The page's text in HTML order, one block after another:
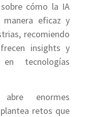
cómo la IA
manera eficaz y
recomiendo
insights y
en tecnologías
enormes
retos que